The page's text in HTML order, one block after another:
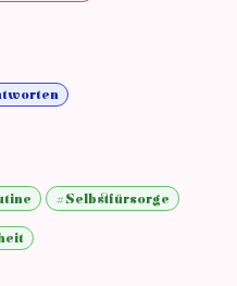
#Selbstfürsorge